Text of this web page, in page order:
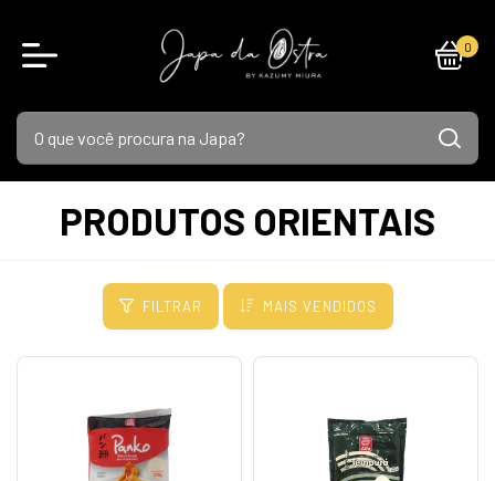
0
PRODUTOS ORIENTAIS
FILTRAR MAIS VENDIDOS